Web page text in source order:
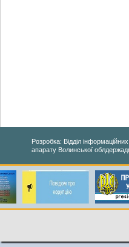
Розробка: Відділ інформаційних
апарату Волинської